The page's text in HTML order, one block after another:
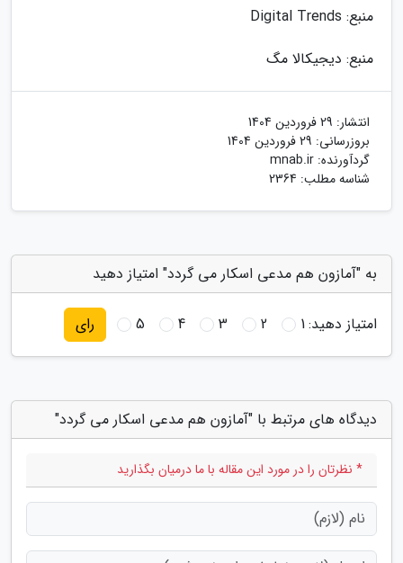
منبع: Digital Trends
منبع: دیجیکالا مگ
انتشار: 29 فروردین 1404
بروزرسانی: 29 فروردین 1404
گردآورنده: mnab.ir
شناسه مطلب: 2364
به "آمازون هم مدعی اسکار می گردد" امتیاز دهید
امتیاز دهید:1
2
3
4
5 رای
دیدگاه های مرتبط با "آمازون هم مدعی اسکار می گردد"
* نظرتان را در مورد این مقاله با ما درمیان بگذارید